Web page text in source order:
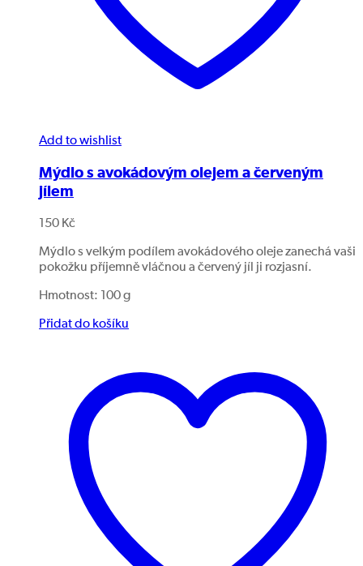
Add to wishlist
Mýdlo s avokádovým olejem a červeným
jílem
150 Kč
Mýdlo s velkým podílem avokádového oleje zanechá vaši
pokožku příjemně vláčnou a červený jíl ji rozjasní.
Hmotnost: 100 g
Přidat do košíku